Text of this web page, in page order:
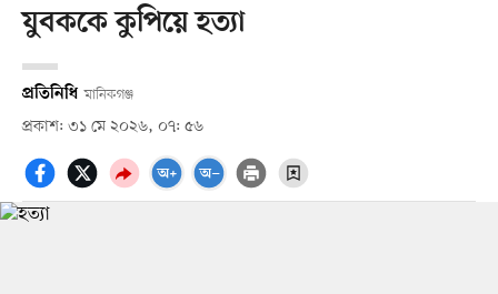
যুবককে কুপিয়ে হত্যা
প্রতিনিধি মানিকগঞ্জ
প্রকাশ: ৩১ মে ২০২৬, ০৭: ৫৬